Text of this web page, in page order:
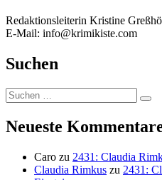
Redaktionsleiterin Kristine
E-Mail: info@krimikiste.com
Suchen
Suchen
nach:
Neueste
Caro zu 2431: Claudia
Claudia Rimkus zu 2431: